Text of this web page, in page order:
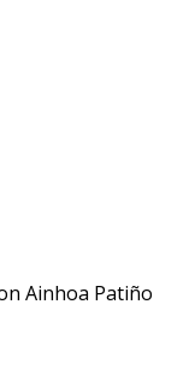
Ainhoa Patiño